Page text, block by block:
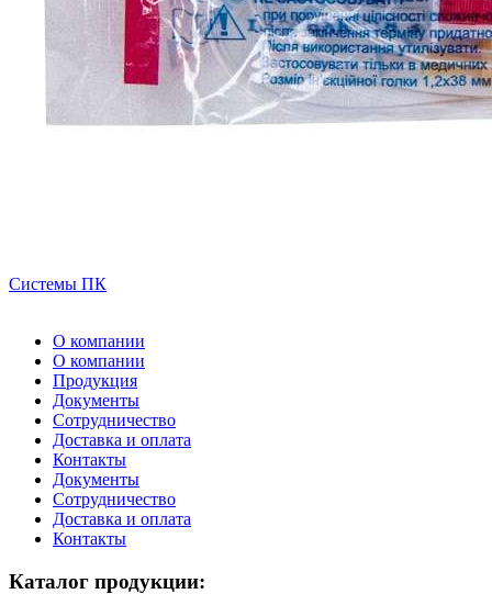
Системы ПК
О компании
О компании
Продукция
Документы
Сотрудничество
Доставка и оплата
Контакты
Документы
Сотрудничество
Доставка и оплата
Контакты
Каталог продукции: